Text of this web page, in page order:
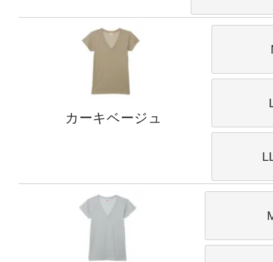
カーキベージュ